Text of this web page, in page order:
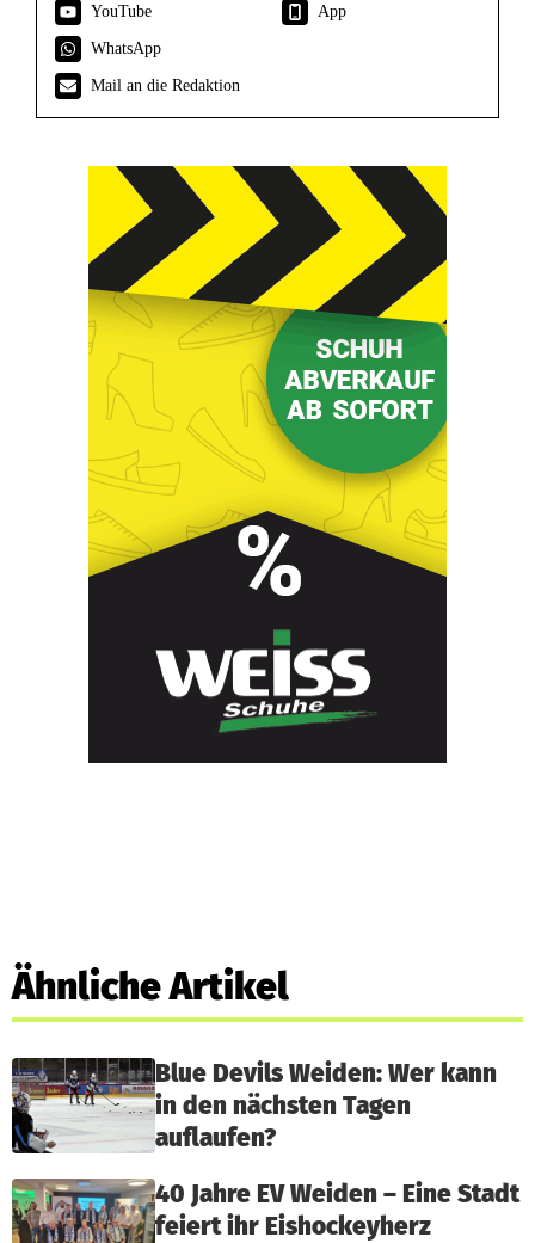
YouTube
App
WhatsApp
Mail an die Redaktion
Ähnliche Artikel
Blue Devils Weiden: Wer kann
in den nächsten Tagen
auflaufen?
40 Jahre EV Weiden – Eine Stadt
feiert ihr Eishockeyherz